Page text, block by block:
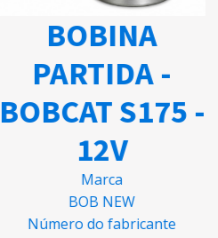
BOBINA
PARTIDA -
BOBCAT S175 -
12V
Marca
BOB NEW
Número do fabricante